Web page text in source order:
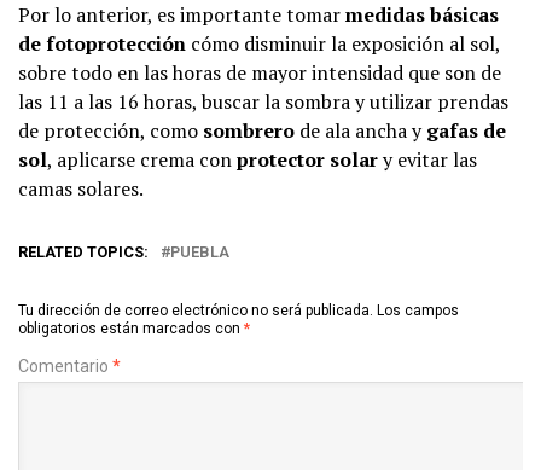
Por lo anterior, es importante tomarmedidas básicas
de fotoprotección cómo disminuir la exposición al sol,
sobre todo en las horas de mayor intensidad que son de
las 11 a las 16 horas, buscar la sombra y utilizar prendas
de protección, como sombrero de ala ancha ygafas de
sol, aplicarse crema conprotector solary evitar las
camas solares.
RELATED TOPICS: PUEBLA
Tu dirección de correo electrónico no será publicada. Los campos
obligatorios están marcados con *
Comentario *